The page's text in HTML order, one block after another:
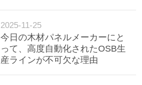
2025-11-25
今日の木材パネルメーカーにと
って、高度自動化されたOSB生
産ラインが不可欠な理由